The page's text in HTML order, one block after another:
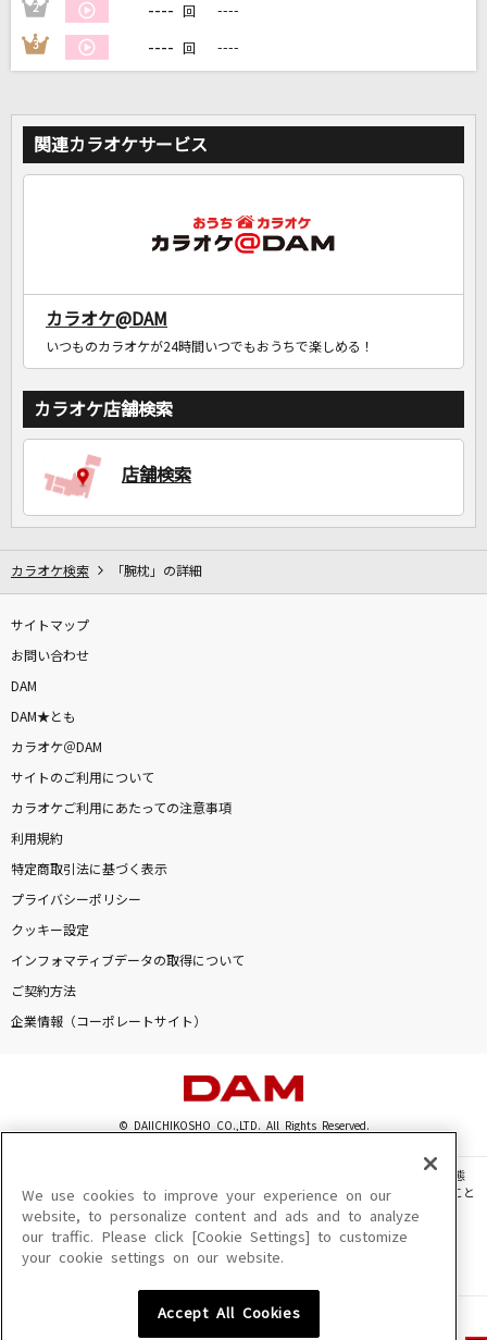
2 ---- 回 ----
3 ---- 回 ----
関連カラオケサービス
カラオケ@DAM
いつものカラオケが24時間いつでもおうちで楽しめる！
カラオケ店舗検索
店舗検索
カラオケ検索 「腕枕」の詳細
サイトマップ
お問い合わせ
DAM
DAM★とも
カラオケ＠DAM
サイトのご利用について
カラオケご利用にあたっての注意事項
利用規約
特定商取引法に基づく表示
プライバシーポリシー
クッキー設定
インフォマティブデータの取得について
ご契約方法
企業情報（コーポレートサイト）
© DAIICHIKOSHO CO.,LTD. All Rights Reserved.
このサイトに掲載されている一切の文章・画像・写真・動画・音声等を、手段や形態
を問わず、著作権法の定める範囲を超えて無断で複製、転載、ファイル化などすること
を禁じます。
楽曲及びコンテンツは、機種によりご利用いただけない場合があります。
楽曲及びコンテンツの配信日、配信内容が変更になる場合があります。
We use cookies to improve your experience on our
website, to personalize content and ads and to analyze
our traffic. Please click [Cookie Settings] to customize
your cookie settings on our website.
Accept All Cookies